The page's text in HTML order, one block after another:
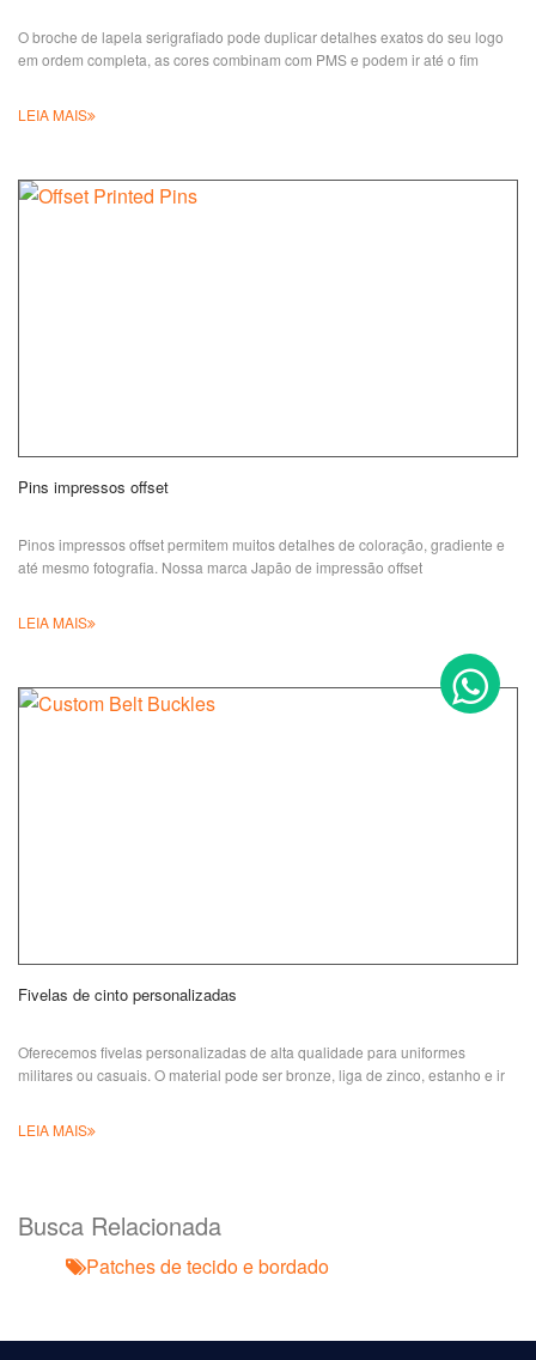
O broche de lapela serigrafiado pode duplicar detalhes exatos do seu logo
em ordem completa, as cores combinam com PMS e podem ir até o fim
LEIA MAIS
Pins impressos offset
Pinos impressos offset permitem muitos detalhes de coloração, gradiente e
até mesmo fotografia. Nossa marca Japão de impressão offset
LEIA MAIS
Fivelas de cinto personalizadas
Oferecemos fivelas personalizadas de alta qualidade para uniformes
militares ou casuais. O material pode ser bronze, liga de zinco, estanho e ir
LEIA MAIS
Busca Relacionada
Patches de tecido e bordado